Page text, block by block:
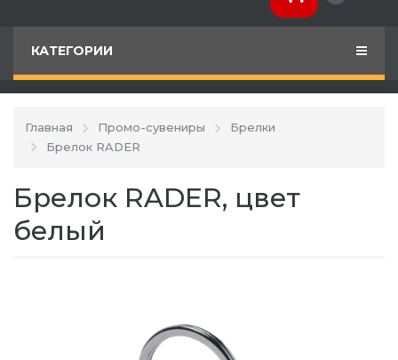
КАТЕГОРИИ
Главная Промо-сувениры
Брелки
Брелок RADER
Брелок RADER, цвет
белый